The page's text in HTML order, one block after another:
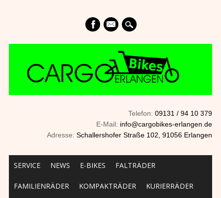
mail
Telefon:09131 / 94 10 379
E-Mail: info@cargobikes-erlangen.de
Adresse:Schallershofer Straße 102, 91056 Erlangen
Main menu
SERVICE NEWS E-BIKES FALTRÄDER
FAMILIENRÄDER KOMPAKTRÄDER KURIERRÄDER